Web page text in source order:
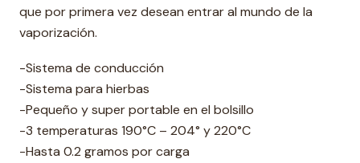
que por primera vez desean entrar al mundo de la
vaporización.
-Sistema de conducción
-Sistema para hierbas
-Pequeño y super portable en el bolsillo
-3 temperaturas 190°C – 204° y 220°C
-Hasta 0.2 gramos por carga